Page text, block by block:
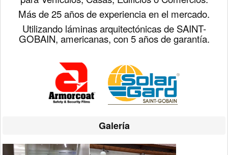
Más de 25 años de experiencia en el mercado.
Utilizando láminas arquitectónicas de SAINT-
GOBAIN, americanas, con 5 años de garantía.
Galería